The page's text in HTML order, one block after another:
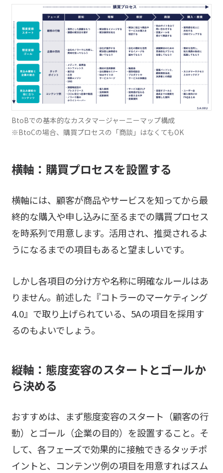
BtoBでの基本的なカスタマージャーニーマップ構成
※BtoCの場合、購買プロセスの「商談」はなくてもOK
横軸：購買プロセスを設置する
横軸には、顧客が商品やサービスを知ってから最
終的な購入や申し込みに至るまでの購買プロセス
を時系列で用意します。活用され、推奨されるよ
うになるまでの項目もあると望ましいです。
しかし各項目の分け方や名称に明確なルールはあ
りません。前述した『コトラーのマーケティング
4.0』で取り上げられている、5Aの項目を採用す
るのもよいでしょう。
縦軸：態度変容のスタートとゴールか
ら決める
おすすめは、まず態度変容のスタート（顧客の行
動）とゴール（企業の目的）を設置すること。そ
して、各フェーズで効果的に接触できるタッチポ
イントと、コンテンツ例の項目を用意すればスム